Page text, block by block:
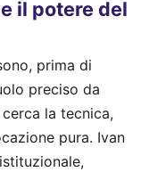
il potere del
prima di
preciso da
la tecnica,
pura. Ivan